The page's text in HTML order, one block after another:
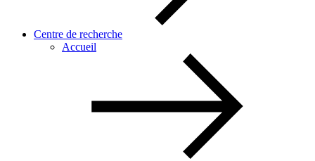
Centre de recherche
Accueil